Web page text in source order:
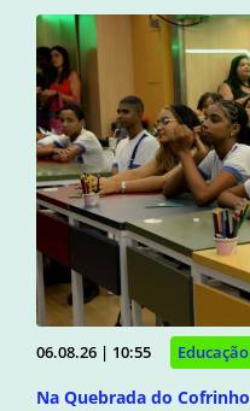
06.08.26 | 10:55 Educação
Na Quebrada do Cofrinho